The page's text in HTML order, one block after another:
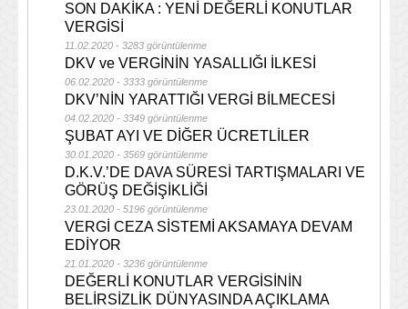
SON DAKİKA : YENİ DEĞERLİ KONUTLAR
VERGİSİ
11.02.2020 - 3283 görüntülenme
DKV ve VERGİNİN YASALLIĞI İLKESİ
06.02.2020 - 3333 görüntülenme
DKV’NİN YARATTIĞI VERGİ BİLMECESİ
04.02.2020 - 3349 görüntülenme
ŞUBAT AYI VE DİĞER ÜCRETLİLER
30.01.2020 - 3569 görüntülenme
D.K.V.’DE DAVA SÜRESİ TARTIŞMALARI VE
GÖRÜŞ DEĞİŞİKLİĞİ
23.01.2020 - 5196 görüntülenme
VERGİ CEZA SİSTEMİ AKSAMAYA DEVAM
EDİYOR
21.01.2020 - 3236 görüntülenme
DEĞERLİ KONUTLAR VERGİSİNİN
BELİRSİZLİK DÜNYASINDA AÇIKLAMA